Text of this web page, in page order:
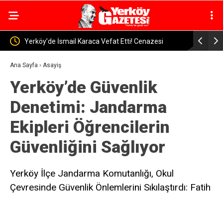
Vefat Etti! Cenazesi Alimpınar Köyünden, Kadir Altınsoy
Ana Sayfa › Asayiş
Yerköy’de Güvenlik
Denetimi: Jandarma
Ekipleri Öğrencilerin
Güvenliğini Sağlıyor
Yerköy İlçe Jandarma Komutanlığı, Okul
Çevresinde Güvenlik Önlemlerini Sıkılaştırdı: Fatih